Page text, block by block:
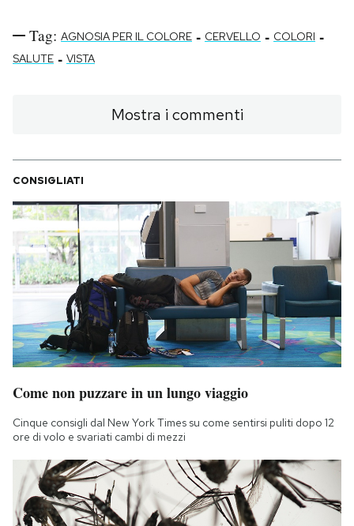
Tag: AGNOSIA PER IL COLORE - CERVELLO - COLORI -
SALUTE - VISTA
Mostra i commenti
CONSIGLIATI
Come non puzzare in un lungo viaggio
Cinque consigli dal New York Times su come sentirsi puliti dopo 12
ore di volo e svariati cambi di mezzi